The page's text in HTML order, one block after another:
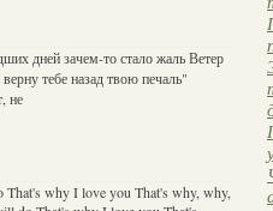
дней зачем-то стало жаль Ветер
тебе назад твою печаль"
не
why I love you That's why, why,